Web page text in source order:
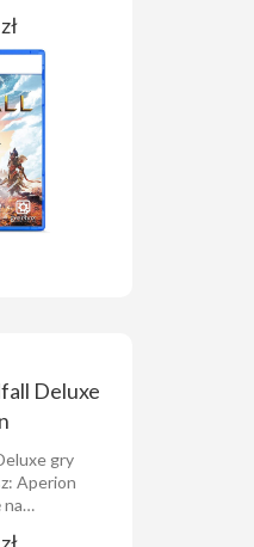
Deluxe
gry
Aperion
na…